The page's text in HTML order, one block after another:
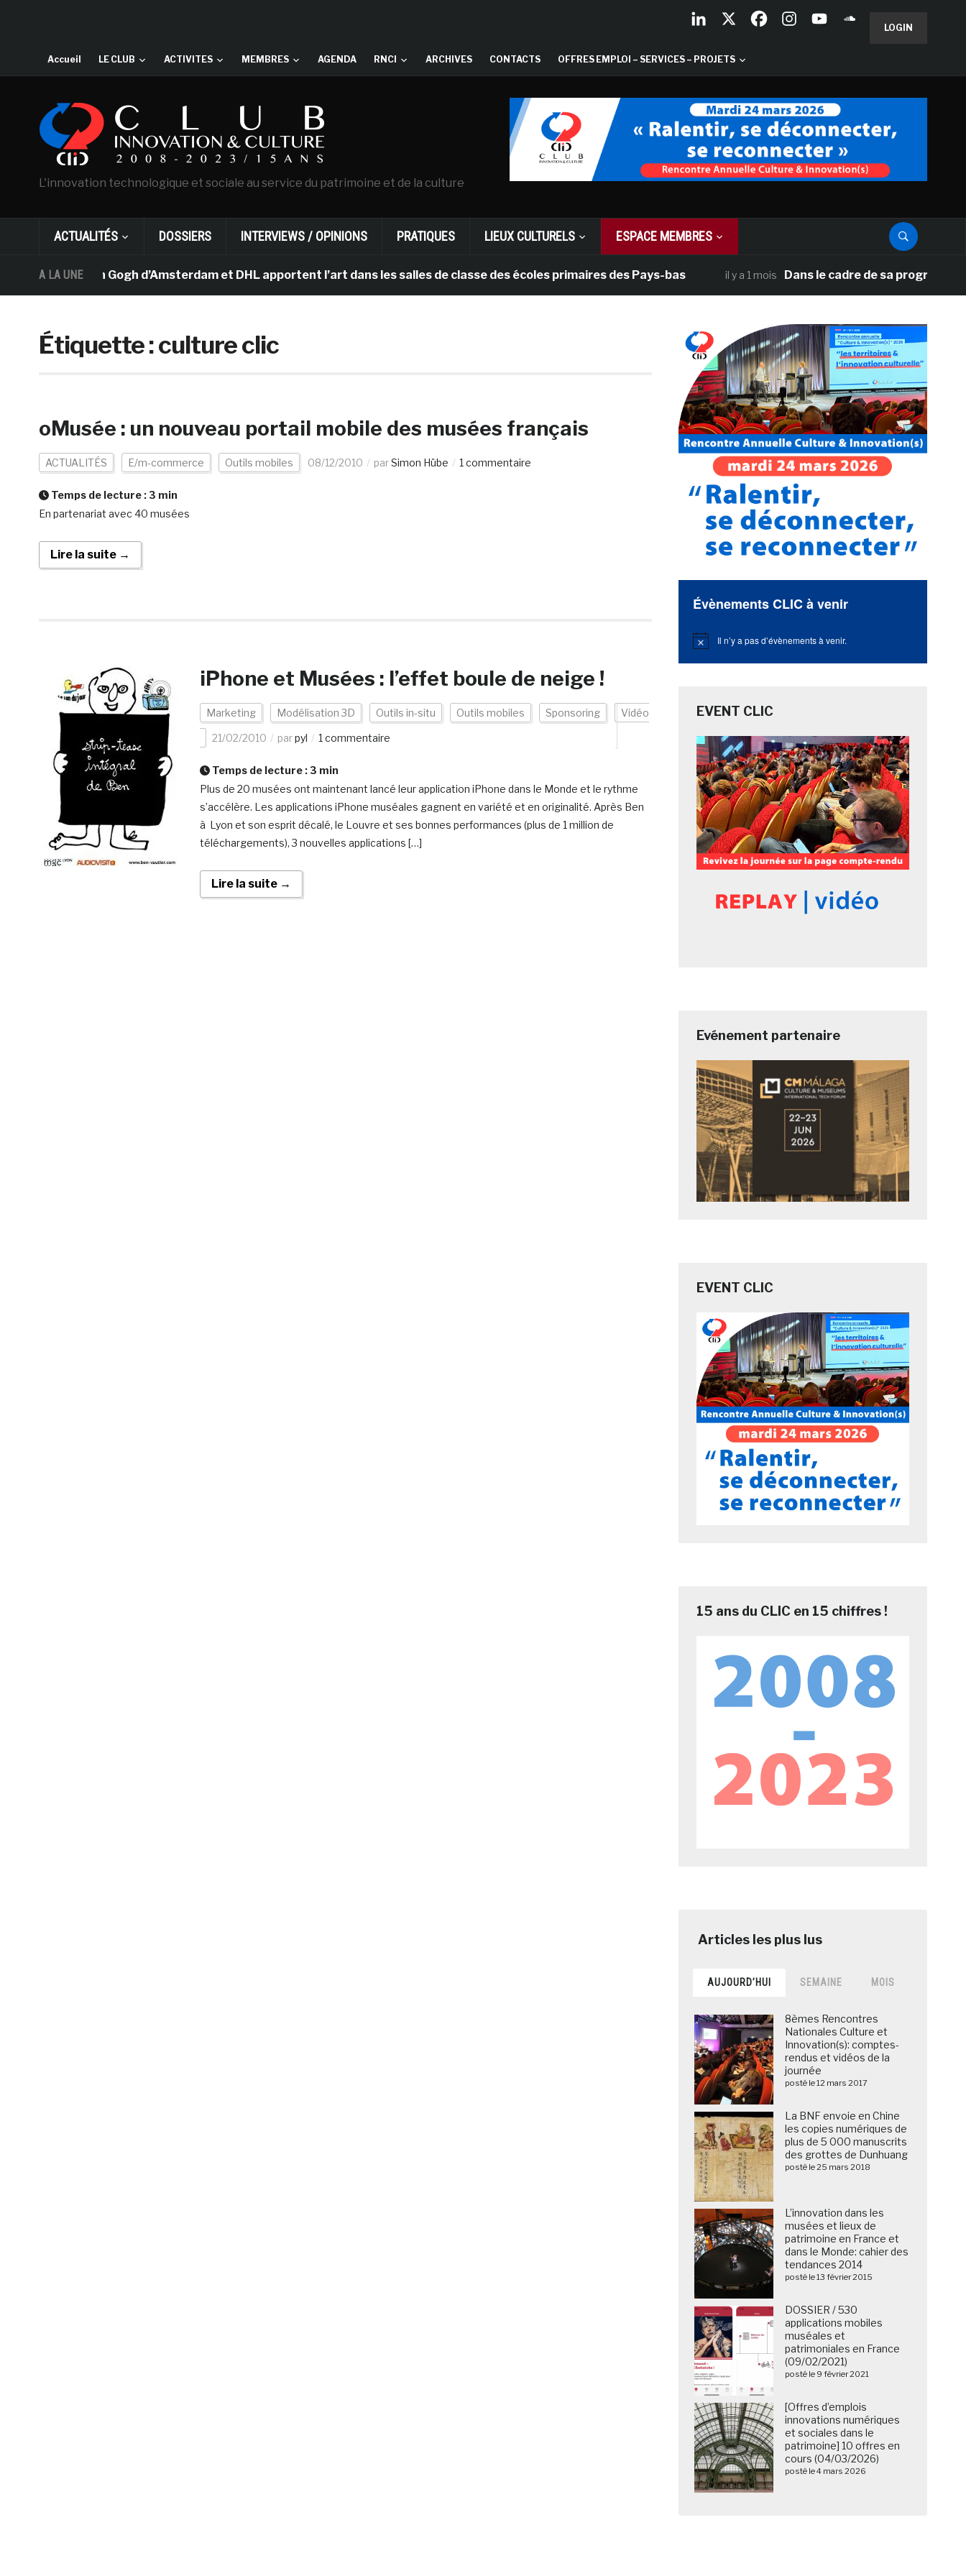
LOGIN
Accueil LE CLUB ACTIVITES MEMBRES AGENDA RNCI ARCHIVES CONTACTS OFFRES EMPLOI – SERVICES – PROJETS
L'innovation technologique et sociale au service du patrimoine et de la culture
ACTUALITÉS DOSSIERS INTERVIEWS / OPINIONS PRATIQUES LIEUX CULTURELS ESPACE MEMBRES
A LA UNE
musée Van Gogh d’Amsterdam et DHL apportent l’art dans les salles de classe des écoles primaires des Pays-bas il y a 1 mois Dans le cadre de sa programmation
Étiquette :culture clic
oMusée : un nouveau portail mobile des musées français
ACTUALITÉS E/m-commerce Outils mobiles 08/12/2010 parSimon Hübe 1 commentaire
Temps de lecture : 3 min
En partenariat avec 40 musées
Lire la suite →
iPhone et Musées : l’effet boule de neige !
Marketing Modélisation 3D Outils in-situ Outils mobiles Sponsoring Vidéo
21/02/2010 parpyl 1 commentaire
Temps de lecture : 3 min
Plus de 20 musées ont maintenant lancé leur application iPhone dans le Monde et le rythme
s’accélère. Les applications iPhone muséales gagnent en variété et en originalité. Après Ben
à Lyon et son esprit décalé, le Louvre et ses bonnes performances (plus de 1 million de
téléchargements), 3 nouvelles applications […]
Lire la suite →
Évènements CLIC à venir
Notice Il n’y a pas d’évènements à venir.
EVENT CLIC
Evénement partenaire
EVENT CLIC
15 ans du CLIC en 15 chiffres !
AUJOURD’HUI SEMAINE MOIS
8èmes Rencontres
Nationales Culture et
Innovation(s): comptes-
rendus et vidéos de la
journée
posté le 12 mars 2017
La BNF envoie en Chine
les copies numériques de
plus de 5 000 manuscrits
des grottes de Dunhuang
posté le 25 mars 2018
L’innovation dans les
musées et lieux de
patrimoine en France et
dans le Monde: cahier des
tendances 2014
posté le 13 février 2015
DOSSIER / 530
applications mobiles
muséales et
patrimoniales en France
(09/02/2021)
posté le 9 février 2021
[Offres d’emplois
innovations numériques
et sociales dans le
patrimoine] 10 offres en
cours (04/03/2026)
posté le 4 mars 2026